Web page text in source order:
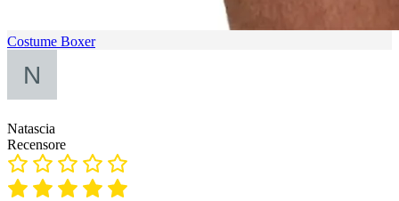
Costume Boxer
Natascia
Recensore